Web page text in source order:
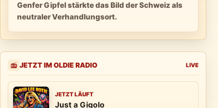
Genfer Gipfel stärkte das Bild der Schweiz als
neutraler Verhandlungsort.
📻 JETZT IM OLDIE RADIO LIVE
JETZT LÄUFT
Just a Gigolo